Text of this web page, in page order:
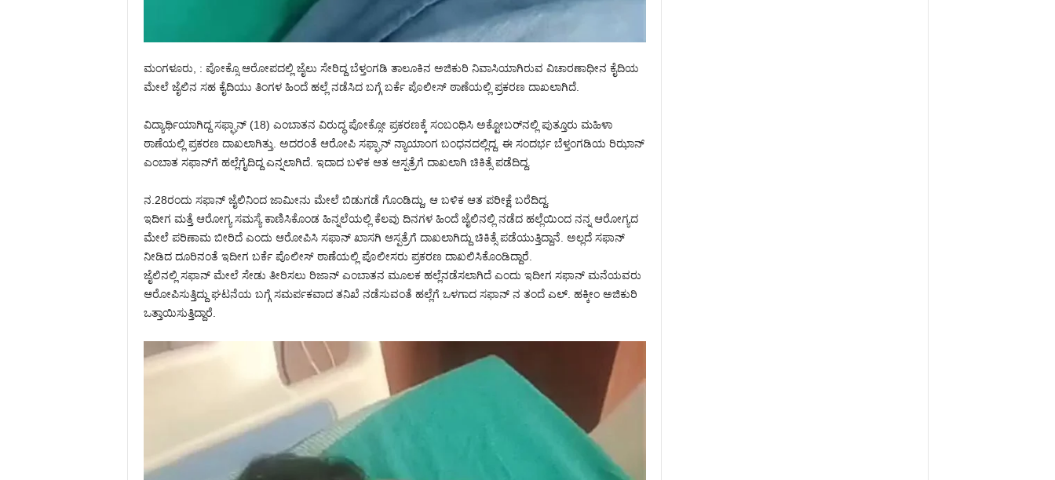
ಮಂಗಳೂರು, : ಪೋಕ್ಸೊ ಆರೋಪದಲ್ಲಿ ಜೈಲು ಸೇರಿದ್ದ ಬೆಳ್ತಂಗಡಿ ತಾಲೂಕಿನ ಅಜಿಕುರಿ ನಿವಾಸಿಯಾಗಿರುವ ವಿಚಾರಣಾಧೀನ ಕೈದಿಯ
ಮೇಲೆ ಜೈಲಿನ ಸಹ ಕೈದಿಯು ತಿಂಗಳ ಹಿಂದೆ ಹಲ್ಲೆ ನಡೆಸಿದ ಬಗ್ಗೆ ಬರ್ಕೆ ಪೊಲೀಸ್ ಠಾಣೆಯಲ್ಲಿ ಪ್ರಕರಣ ದಾಖಲಾಗಿದೆ.
ವಿದ್ಯಾರ್ಥಿಯಾಗಿದ್ದ ಸಫ್ಘಾನ್ (18) ಎಂಬಾತನ ವಿರುದ್ಧ ಪೋಕ್ಸೋ ಪ್ರಕರಣಕ್ಕೆ ಸಂಬಂಧಿಸಿ ಅಕ್ಟೋಬರ್‌ನಲ್ಲಿ ಪುತ್ತೂರು ಮಹಿಳಾ
ಠಾಣೆಯಲ್ಲಿ ಪ್ರಕರಣ ದಾಖಲಾಗಿತ್ತು. ಅದರಂತೆ ಆರೋಪಿ ಸಫ್ಘಾನ್‌ ನ್ಯಾಯಾಂಗ ಬಂಧನದಲ್ಲಿದ್ದ. ಈ ಸಂದರ್ಭ ಬೆಳ್ತಂಗಡಿಯ ರಿಝಾನ್
ಎಂಬಾತ ಸಫಾನ್‌ಗೆ ಹಲ್ಲೆಗೈದಿದ್ದ ಎನ್ನಲಾಗಿದೆ. ಇದಾದ ಬಳಿಕ ಆತ ಆಸ್ಪತ್ರೆಗೆ ದಾಖಲಾಗಿ ಚಿಕಿತ್ಸೆ ಪಡೆದಿದ್ದ.
ನ.28ರಂದು ಸಫಾನ್ ಜೈಲಿನಿಂದ ಜಾಮೀನು ಮೇಲೆ ಬಿಡುಗಡೆ ಗೊಂಡಿದ್ದು, ಆ ಬಳಿಕ ಆತ ಪರೀಕ್ಷೆ ಬರೆದಿದ್ದ.
ಇದೀಗ ಮತ್ತೆ ಆರೋಗ್ಯ ಸಮಸ್ಯೆ ಕಾಣಿಸಿಕೊಂಡ ಹಿನ್ನಲೆಯಲ್ಲಿ ಕೆಲವು ದಿನಗಳ ಹಿಂದೆ ಜೈಲಿನಲ್ಲಿ ನಡೆದ ಹಲ್ಲೆಯಿಂದ ನನ್ನ ಆರೋಗ್ಯದ
ಮೇಲೆ ಪರಿಣಾಮ ಬೀರಿದೆ ಎಂದು ಆರೋಪಿಸಿ ಸಫಾನ್ ಖಾಸಗಿ ಆಸ್ಪತ್ರೆಗೆ ದಾಖಲಾಗಿದ್ದು ಚಿಕಿತ್ಸೆ ಪಡೆಯುತ್ತಿದ್ದಾನೆ. ಅಲ್ಲದೆ ಸಫಾನ್
ನೀಡಿದ ದೂರಿನಂತೆ ಇದೀಗ ಬರ್ಕೆ ಪೊಲೀಸ್ ಠಾಣೆಯಲ್ಲಿ ಪೊಲೀಸರು ಪ್ರಕರಣ ದಾಖಲಿಸಿಕೊಂಡಿದ್ದಾರೆ.
ಜೈಲಿನಲ್ಲಿ ಸಫಾನ್ ಮೇಲೆ ಸೇಡು ತೀರಿಸಲು ರಿಜಾನ್ ಎಂಬಾತನ ಮೂಲಕ ಹಲ್ಲೆ‌ನಡೆಸಲಾಗಿದೆ ಎಂದು ಇದೀಗ ಸಫಾನ್ ಮನೆಯವರು
ಆರೋಪಿಸುತ್ತಿದ್ದು ಘಟನೆಯ ಬಗ್ಗೆ ಸಮರ್ಪಕವಾದ ತನಿಖೆ ನಡೆಸುವಂತೆ ಹಲ್ಲೆಗೆ ಒಳಗಾದ ಸಫಾನ್ ನ ತಂದೆ ಎಲ್. ಹಕ್ಕೀಂ ಅಜಿಕುರಿ
ಒತ್ತಾಯಿಸುತ್ತಿದ್ದಾರೆ.